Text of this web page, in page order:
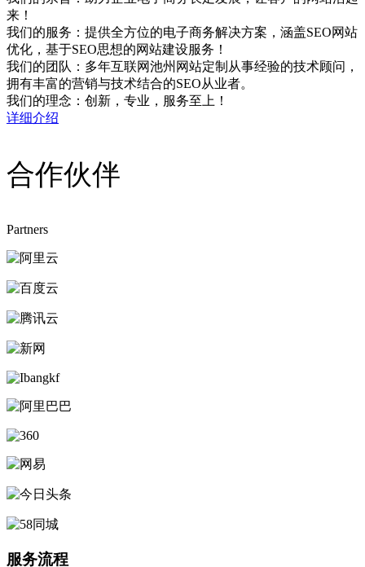
来！
我们的服务：提供全方位的电子商务解决方案，涵盖SEO网站
优化，基于SEO思想的网站建设服务！
我们的团队：多年互联网池州网站定制从事经验的技术顾问，
拥有丰富的营销与技术结合的SEO从业者。
我们的理念：创新，专业，服务至上！
详细介绍
合作伙伴
Partners
服务流程